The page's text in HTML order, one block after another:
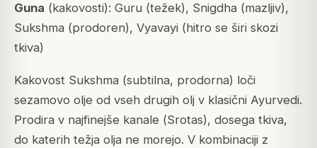
Guna (kakovosti): Guru (težek), Snigdha (mazljiv),
Sukshma (prodoren), Vyavayi (hitro se širi skozi
tkiva)
Kakovost Sukshma (subtilna, prodorna) loči
sezamovo olje od vseh drugih olj v klasični Ayurvedi.
Prodira v najfinejše kanale (Srotas), dosega tkiva,
do katerih težja olja ne morejo. V kombinaciji z